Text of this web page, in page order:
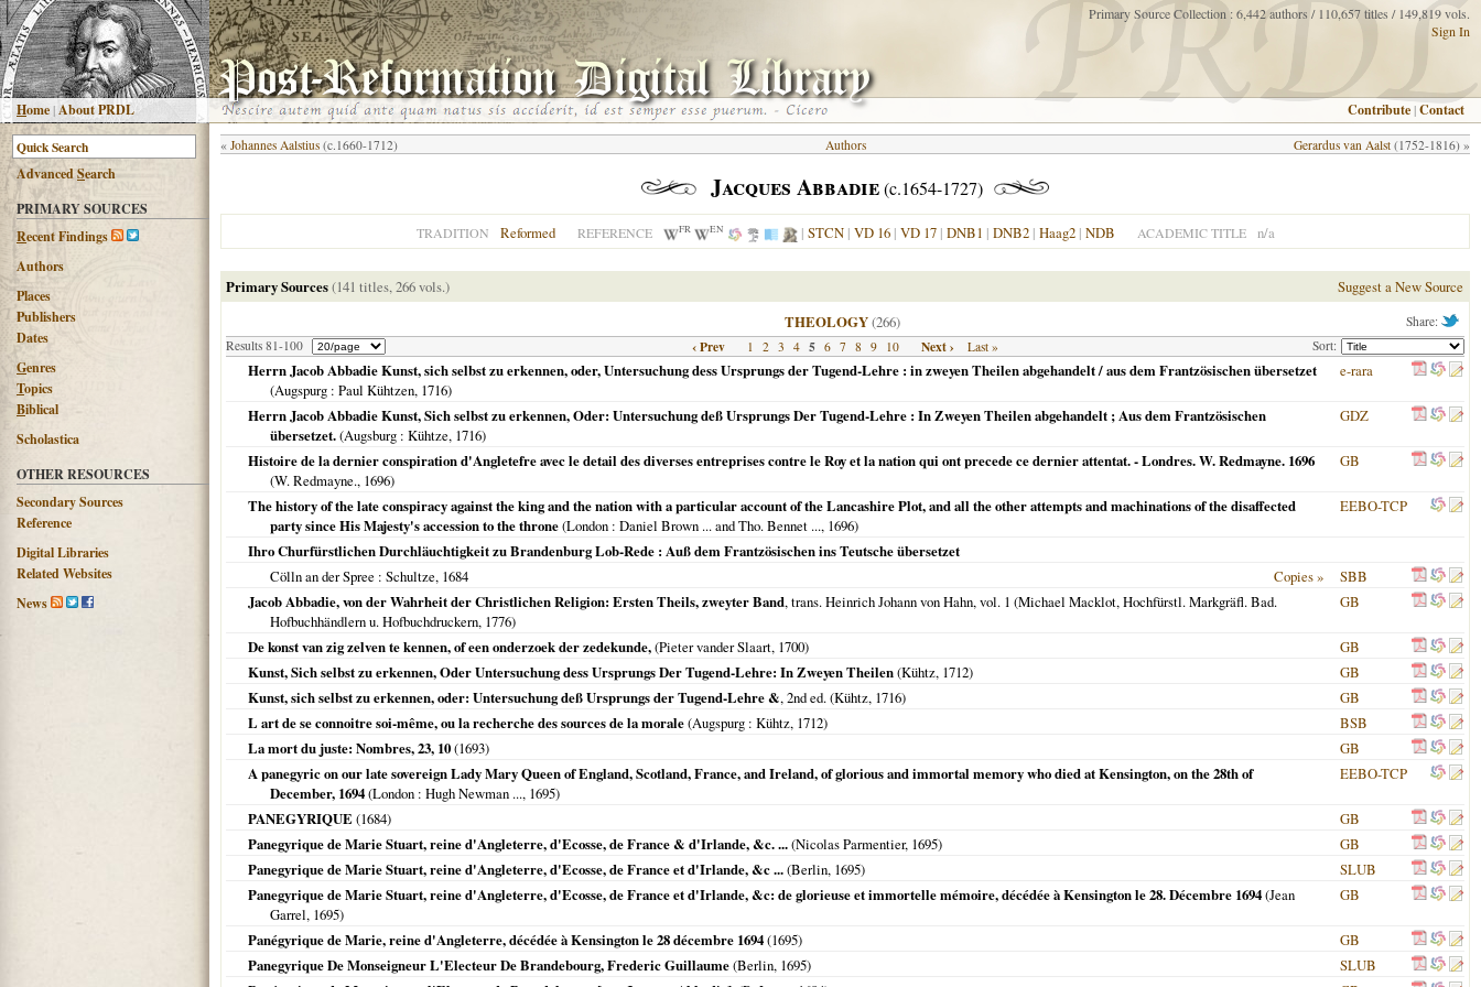
Home|About PRDL
Primary Source Collection : 6,442 authors / 110,657 titles / 149,819 vols.
Sign In
Contribute |Contact
AdvancedSearch
PRIMARY SOURCES
Recent Findings
Authors
Places
Publishers
Dates
Genres
Topics
Biblical
Scholastica
OTHER RESOURCES
Secondary Sources
Reference
Digital Libraries
Related Websites
News
« Johannes Aalstius (c.1660-1712) Gerardus van Aalst (1752-1816) »
Authors
Jacques Abbadie(c.1654-1727)
TRADITION Reformed REFERENCE FR EN | STCN| VD 16| VD 17| DNB1 | DNB2| Haag2| NDB ACADEMIC TITLE n/a
Primary Sources(141 titles, 266 vols.) Suggest a New Source
Share:
THEOLOGY(266)
Results 81-100 Sort:
‹ Prev 1 2 3 4 5 6 7 8 9 10 Next › Last »
Herrn Jacob Abbadie Kunst, sich selbst zu erkennen, oder, Untersuchung dess Ursprungs der Tugend-Lehre : in zweyen Theilen abgehandelt / aus dem Frantzösischen übersetzet
(Augspurg : Paul Kühtzen, 1716)
e-rara
Herrn Jacob Abbadie Kunst, Sich selbst zu erkennen, Oder: Untersuchung deß Ursprungs Der Tugend-Lehre : In Zweyen Theilen abgehandelt ; Aus dem Frantzösischen
übersetzet.(Augsburg : Kühtze, 1716)
GDZ
Histoire de la dernier conspiration d'Angletefre avec le detail des diverses entreprises contre le Roy et la nation qui ont precede ce dernier attentat. - Londres. W. Redmayne. 1696
(W. Redmayne., 1696)
GB
The history of the late conspiracy against the king and the nation with a particular account of the Lancashire Plot, and all the other attempts and machinations of the disaffected
party since His Majesty's accession to the throne(London : Daniel Brown ... and Tho. Bennet ..., 1696)
EEBO-TCP
Ihro Churfürstlichen Durchläuchtigkeit zu Brandenburg Lob-Rede : Auß dem Frantzösischen ins Teutsche übersetzet
Cölln an der Spree : Schultze, 1684 Copies »
SBB
Jacob Abbadie, von der Wahrheit der Christlichen Religion: Ersten Theils, zweyter Band, trans. Heinrich Johann von Hahn, vol. 1 (Michael Macklot, Hochfürstl. Markgräfl. Bad.
Hofbuchhändlern u. Hofbuchdruckern, 1776)
GB
De konst van zig zelven te kennen, of een onderzoek der zedekunde,(Pieter vander Slaart, 1700)
GB
Kunst, Sich selbst zu erkennen, Oder Untersuchung dess Ursprungs Der Tugend-Lehre: In Zweyen Theilen(Kühtz, 1712)
GB
Kunst, sich selbst zu erkennen, oder: Untersuchung deß Ursprungs der Tugend-Lehre &, 2nd ed. (Kühtz, 1716)
GB
L art de se connoitre soi-même, ou la recherche des sources de la morale(Augspurg : Kühtz, 1712)
BSB
La mort du juste: Nombres, 23, 10(1693)
GB
A panegyric on our late sovereign Lady Mary Queen of England, Scotland, France, and Ireland, of glorious and immortal memory who died at Kensington, on the 28th of
December, 1694(London : Hugh Newman ..., 1695)
EEBO-TCP
PANEGYRIQUE(1684)
GB
Panegyrique de Marie Stuart, reine d'Angleterre, d'Ecosse, de France & d'Irlande, &c. ...(Nicolas Parmentier, 1695)
GB
Panegyrique de Marie Stuart, reine d'Angleterre, d'Ecosse, de France et d'Irlande, &c ...(Berlin, 1695)
SLUB
Panegyrique de Marie Stuart, reine d'Angleterre, d'Ecosse, de France et d'Irlande, &c: de glorieuse et immortelle mémoire, décédée à Kensington le 28. Décembre 1694(Jean
Garrel, 1695)
GB
Panégyrique de Marie, reine d'Angleterre, décédée à Kensington le 28 décembre 1694(1695)
GB
Panegyrique De Monseigneur L'Electeur De Brandebourg, Frederic Guillaume(Berlin, 1695)
SLUB